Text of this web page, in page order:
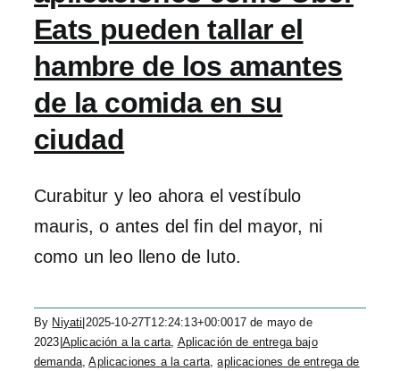
Eats pueden tallar el
hambre de los amantes
de la comida en su
ciudad
Curabitur y leo ahora el vestíbulo
mauris, o antes del fin del mayor, ni
como un leo lleno de luto.
By Niyati 2025-10-27T12:24:13+00:0017 de mayo de
2023 Aplicación a la carta, Aplicación de entrega bajo
demanda,Aplicaciones a la carta,aplicaciones de entrega de